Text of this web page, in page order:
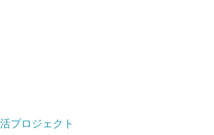
プロジェクト